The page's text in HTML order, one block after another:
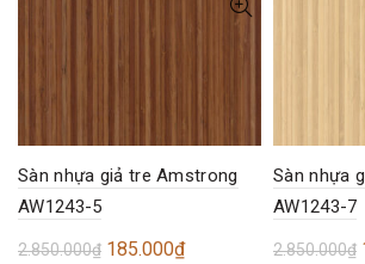
Sàn nhựa giả tre Amstrong
AW1243-5
2.850.000₫ Giá
185.000₫Giá
Sàn nhựa
AW1243-7
2.850.000₫